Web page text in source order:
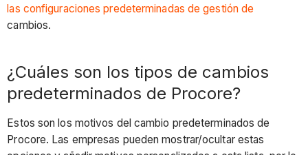
las configuraciones predeterminadas de gestión de
cambios.
¿Cuáles son los tipos de cambios
predeterminados de Procore?
Estos son los motivos del cambio predeterminados de
Procore. Las empresas pueden mostrar/ocultar estas